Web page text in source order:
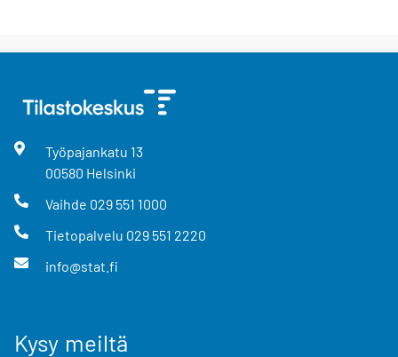
Työpajankatu 13
00580 Helsinki
Vaihde 029 551 1000
Tietopalvelu 029 551 2220
info@stat.fi
Kysy meiltä